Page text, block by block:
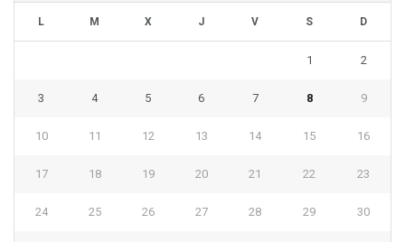
L M X J V S D
1 2
3 4 5 6 7 8 9
10 11 12 13 14 15 16
17 18 19 20 21 22 23
24 25 26 27 28 29 30